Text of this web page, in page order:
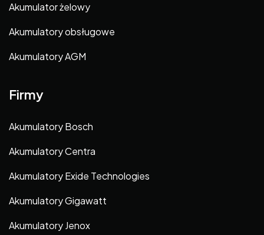
Akumulator żelowy
Akumulatory obsługowe
Akumulatory AGM
Firmy
Akumulatory Bosch
Akumulatory Centra
Akumulatory Exide Technologies
Akumulatory Gigawatt
Akumulatory Jenox